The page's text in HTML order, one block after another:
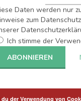
Daten werden nur
zum
Ich stimme der
der Verwendung von